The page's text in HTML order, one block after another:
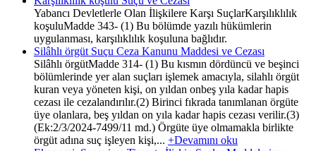
Yabancı Devletlerle Olan İlişkilere Karşı SuçlarKarşılıklılık
koşuluMadde 343- (1) Bu bölümde yazılı hükümlerin
uygulanması, karşılıklılık koşuluna bağlıdır.
Silâhlı örgüt Suçu Ceza Kanunu Maddesi ve Cezası
Silâhlı örgütMadde 314- (1) Bu kısmın dördüncü ve beşinci
bölümlerinde yer alan suçları işlemek amacıyla, silahlı örgüt
kuran veya yöneten kişi, on yıldan onbeş yıla kadar hapis
cezası ile cezalandırılır.(2) Birinci fıkrada tanımlanan örgüte
üye olanlara, beş yıldan on yıla kadar hapis cezası verilir.(3)
(Ek:2/3/2024-7499/11 md.) Örgüte üye olmamakla birlikte
örgüt adına suç işleyen kişi,... +Devamını oku